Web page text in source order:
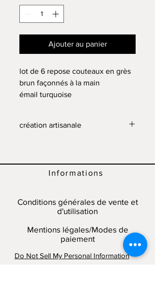
Ajouter au panier
lot de 6 repose couteaux en grès
brun façonnés à la main
émail turquoise
création artisanale
pouvons assurer une similitude
parfaite avec le produit photographié.
de forme et/ou de taille.
Informations
Conditions générales de vente et
d'utilisation
Mentions légales/Modes de
paiement
Do Not Sell My Personal Information